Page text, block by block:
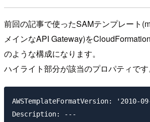
前回の記事で使ったSAMテンプレート
メインなAPI Gateway)を
のような構成になります。
ハイライト部分が該当のプロパティです
AWSTemplateFormatVersion: '2010-
Description: ---